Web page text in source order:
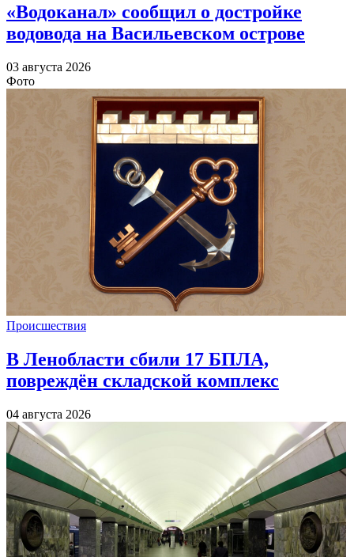
«Водоканал» сообщил о достройке
водовода на Васильевском острове
03 августа 2026
Фото
Происшествия
В Ленобласти сбили 17 БПЛА,
повреждён складской комплекс
04 августа 2026